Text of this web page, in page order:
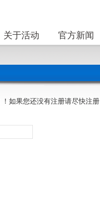
关于活动 官方新闻
！如果您还没有注册请尽快注册